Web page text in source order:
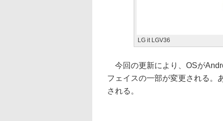
LG it LGV36
今回の更新により、OSが
フェイスの一部が変更される。
される。